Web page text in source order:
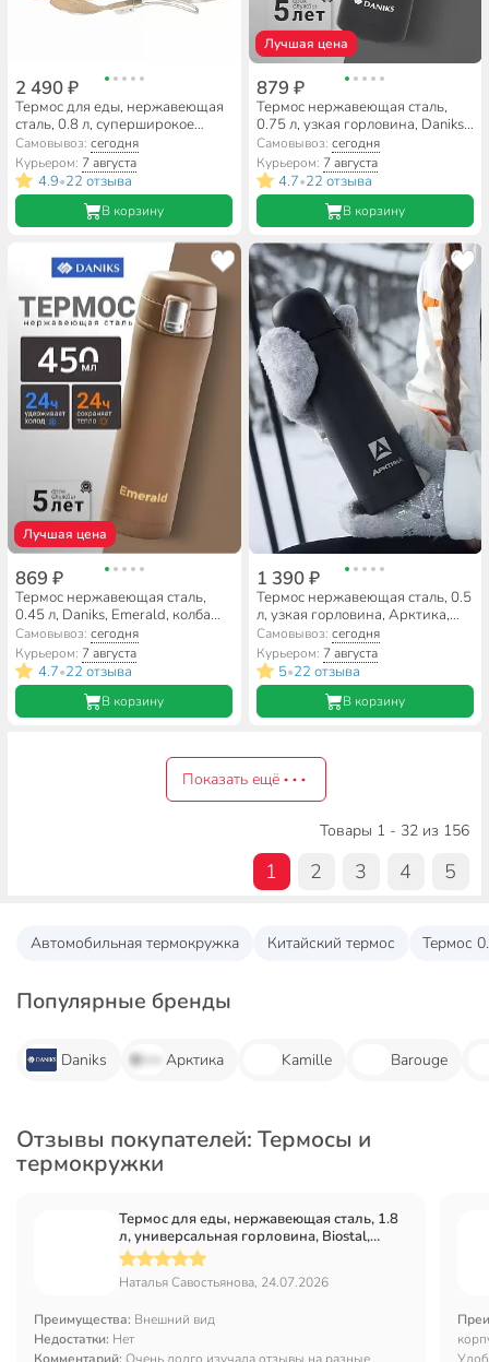
2 490 ₽
Термос для еды, нержавеющая
сталь, 0.8 л, суперширокое
горло, Арктика, колба
нержавеющая сталь, в чехле,
зеленый, 306-800А
Самовывоз:сегодня
Курьером: 7 августа
4.9•22 отзыва
В корзину
Лучшая цена
879 ₽
Термос нержавеющая сталь,
0.75 л, узкая горловина, Daniks,
колба нержавеющая сталь,
черный, SL-75Z-black-soft
Самовывоз: сегодня
Курьером: 7 августа
4.7•22 отзыва
В корзину
Лучшая цена
869 ₽
Термос нержавеющая сталь,
0.45 л, Daniks, Emerald, колба
нержавеющая сталь,
коричневый, SL-047-7532C-
soft
Самовывоз:сегодня
Курьером: 7 августа
4.7•22 отзыва
В корзину
1 390 ₽
Термос нержавеющая сталь, 0.5
л, узкая горловина, Арктика,
колба нержавеющая сталь,
черный песок, 102-500ЧП
Самовывоз: сегодня
Курьером: 7 августа
5•22 отзыва
В корзину
Показать ещё
Товары 1 - 32 из 156
1 2 3 4 5
Автомобильная термокружка Китайский термос Термос
Популярные бренды
Daniks Арктика Kamille Barouge
Отзывы покупателей: Термосы и
термокружки
Термос для еды, нержавеющая сталь, 1.8
л, универсальная горловина, Biostal,
колба нержавеющая сталь, NG-1800-1
Наталья Савостьянова, 24.07.2026
Преимущества: Внешний вид
Недостатки: Нет
Комментарий: Очень долго изучала отзывы на разные